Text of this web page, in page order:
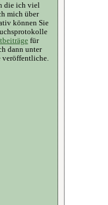
die ich viel
mich über
können Sie
für
dann unter
veröffentliche.